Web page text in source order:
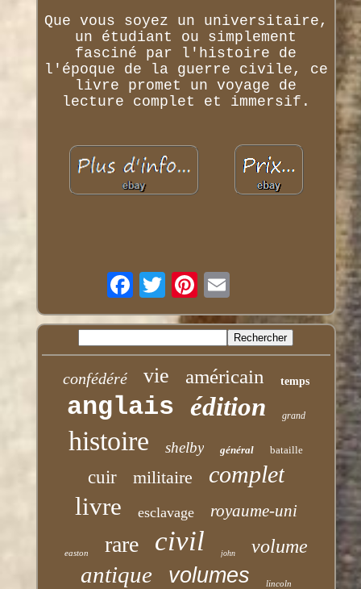
Que vous soyez un universitaire,
un étudiant ou simplement
fasciné par l'histoire de
l'époque de la guerre civile, ce
livre promet un voyage de
lecture complet et immersif.
confédéré vie américain temps
anglais édition grand
histoire shelby général bataille
cuir militaire complet
livre esclavage royaume-uni
easton rare civil john volume
antique volumes lincoln